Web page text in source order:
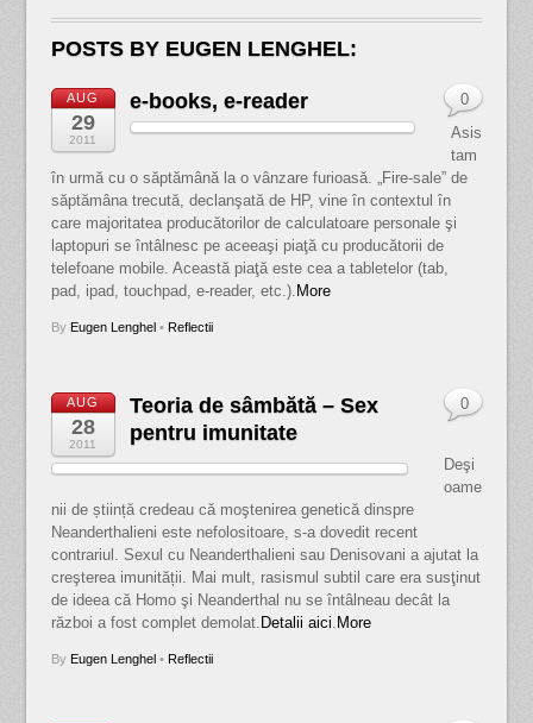
POSTS BY EUGEN LENGHEL:
AUG
29
2011
e-books, e-reader
Asis
tam
în urmă cu o săptămână la o vânzare furioasă. „Fire-sale” de
săptămâna trecută, declanşată de HP, vine în contextul în
care majoritatea producătorilor de calculatoare personale şi
laptopuri se întâlnesc pe aceeaşi piaţă cu producătorii de
telefoane mobile. Această piaţă este cea a tabletelor (tab,
pad, ipad, touchpad, e-reader, etc.). More
By Eugen Lenghel • Reflectii
0
AUG
28
2011
Teoria de sâmbătă – Sex
pentru imunitate
Deşi
oame
nii de știință credeau că moştenirea genetică dinspre
Neanderthalieni este nefolositoare, s-a dovedit recent
contrariul. Sexul cu Neanderthalieni sau Denisovani a ajutat la
creşterea imunității. Mai mult, rasismul subtil care era susţinut
de ideea că Homo şi Neanderthal nu se întâlneau decât la
război a fost complet demolat. Detalii aici More
By Eugen Lenghel• Reflectii
0